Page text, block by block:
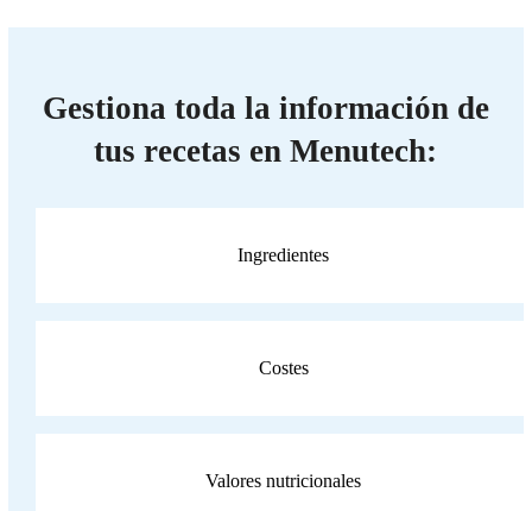
Gestiona toda la información de
tus recetas en Menutech:
Ingredientes
Costes
Valores nutricionales